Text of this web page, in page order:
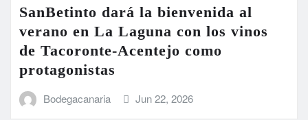
SanBetinto dará la bienvenida al
verano en La Laguna con los vinos
de Tacoronte-Acentejo como
protagonistas
Bodegacanaria Jun 22, 2026